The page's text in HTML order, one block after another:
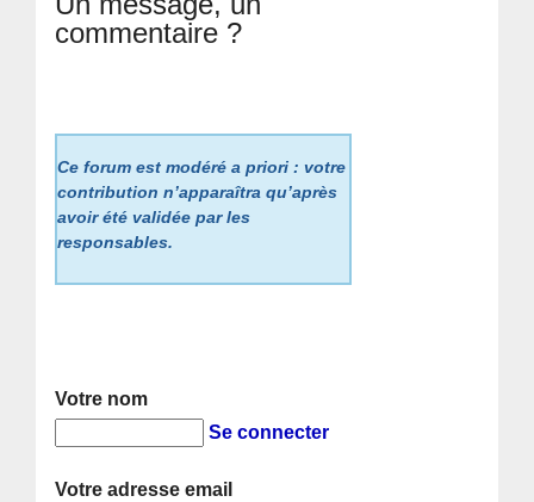
commentaire ?
Ce forum est modéré a priori : votre
contribution n’apparaîtra qu’après
avoir été validée par les
responsables.
Votre nom
Se connecter
Votre adresse email